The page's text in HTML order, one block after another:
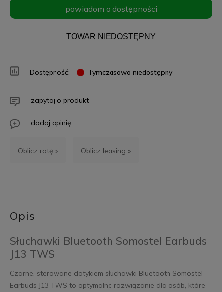
powiadom o dostępności
TOWAR NIEDOSTĘPNY
Dostępność: Tymczasowo niedostępny
zapytaj o produkt
dodaj opinię
Oblicz ratę » Oblicz leasing »
Opis
Słuchawki Bluetooth Somostel Earbuds
J13 TWS
Czarne, sterowane dotykiem słuchawki Bluetooth Somostel
Earbuds J13 TWS to optymalne rozwiązanie dla osób, które